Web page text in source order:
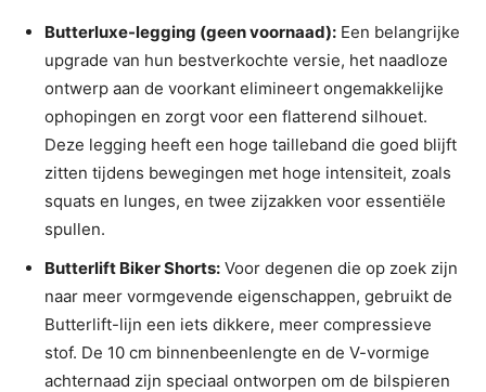
Butterluxe-legging (geen voornaad): Een belangrijke
upgrade van hun bestverkochte versie, het naadloze
ontwerp aan de voorkant elimineert ongemakkelijke
ophopingen en zorgt voor een flatterend silhouet.
Deze legging heeft een hoge tailleband die goed blijft
zitten tijdens bewegingen met hoge intensiteit, zoals
squats en lunges, en twee zijzakken voor essentiële
spullen.
Butterlift Biker Shorts: Voor degenen die op zoek zijn
naar meer vormgevende eigenschappen, gebruikt de
Butterlift-lijn een iets dikkere, meer compressieve
stof. De 10 cm binnenbeenlengte en de V-vormige
achternaad zijn speciaal ontworpen om de bilspieren